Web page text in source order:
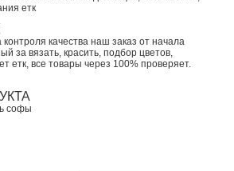
етк
качества наш заказ от начала
за вязать, красить, подбор цветов,
етк, все товары через 100% проверяет.
софы